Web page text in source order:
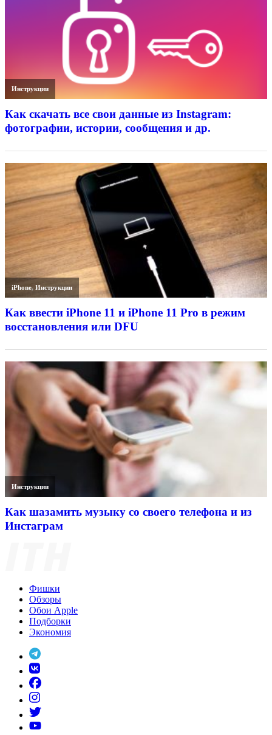
Инструкции
Как скачать все свои данные из Instagram:
фотографии, истории, сообщения и др.
iPhone,Инструкции
Как ввести iPhone 11 и iPhone 11 Pro в режим
восстановления или DFU
Инструкции
Как шазамить музыку со своего телефона и из
Инстаграм
Фишки
Обзоры
Обои Apple
Подборки
Экономия